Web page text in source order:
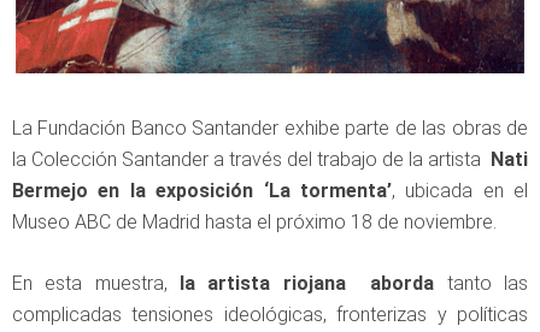
La Fundación Banco Santander exhibe parte de las obras de
la Colección Santander a través del trabajo de la artista Nati
Bermejo en la exposición ‘La tormenta’, ubicada en el
Museo ABC de Madrid hasta el próximo 18 de noviembre.
En esta muestra, la artista riojana aborda tanto las
complicadas tensiones ideológicas, fronterizas y políticas